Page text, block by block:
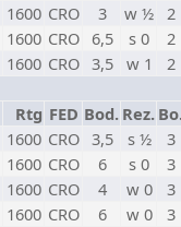
1600 CRO 3 w ½ 2
1600 CRO 6,5 s 0
2
1600 CRO 3,5 w 1
2
Rtg FED Bod. Rez.
1600 CRO 3,5 s ½
3
1600 CRO 6 s 0
3
1600 CRO 4 w 0
3
1600 CRO 6 w 0
3